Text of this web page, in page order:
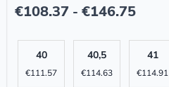
€108.37 - €146.75
40
€111.57
40,5
€114.63
41
€114.91